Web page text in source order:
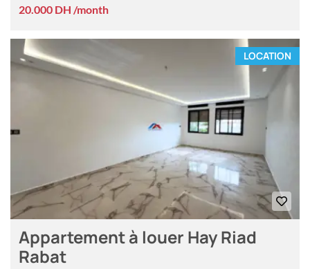
20.000 DH /month
LOCATION
Appartement à louer Hay Riad
Rabat